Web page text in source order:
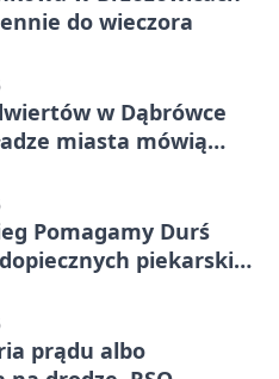
do wieczora
w Dąbrówce
miasta mówią
Pomagamy Durś
piekarskich
prądu albo